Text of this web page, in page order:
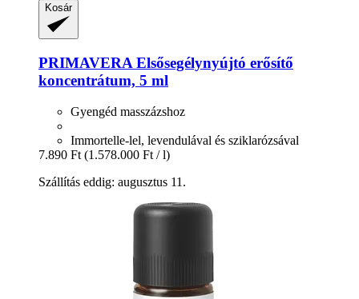
Kosár
PRIMAVERA Elsősegélynyújtó erősítő
koncentrátum, 5 ml
Gyengéd masszázshoz
Immortelle-lel, levendulával és sziklarózsával
7.890 Ft (1.578.000 Ft / l)
Szállítás eddig: augusztus 11.